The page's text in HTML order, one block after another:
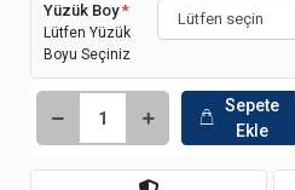
Yüzük Boy*
Lütfen Yüzük
Boyu Seçiniz
Sepete
Ekle